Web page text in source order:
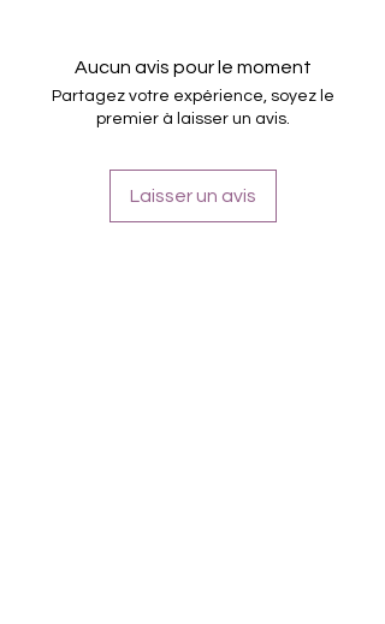
Tenir jusqu'à 14 jours
Aucun avis pour le moment
Partagez votre expérience, soyez le
premier à laisser un avis.
Laisser un avis